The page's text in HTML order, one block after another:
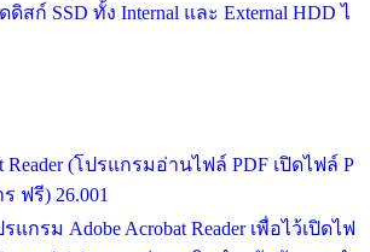
สก์ SSD ทั้ง Internal และ External HDD ไ
Reader (โปรแกรมอ่านไฟล์ PDF เปิดไฟล์ P
ฟรี) 26.001
กรม Adobe Acrobat Reader เพื่อไว้เปิดไฟ